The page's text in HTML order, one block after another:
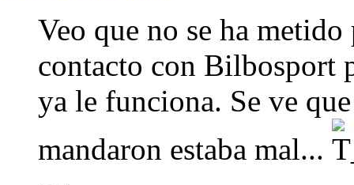
Veo que no se ha metido
contacto con Bilbosport
ya le funciona. Se ve
mandaron estaba mal...